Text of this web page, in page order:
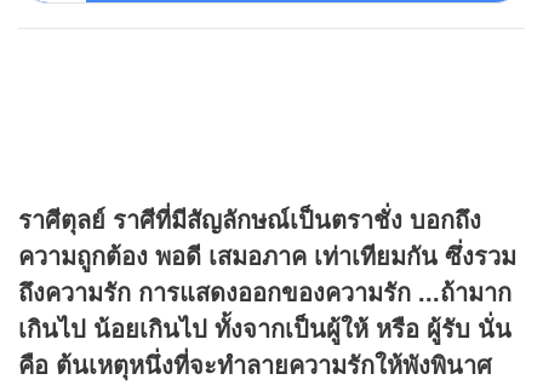
ราศีตุลย์ ราศีที่มีสัญลักษณ์เป็นตราชั่ง บอกถึง
ความถูกต้อง พอดี เสมอภาค เท่าเทียมกัน ซึ่งรวม
ถึงความรัก การแสดงออกของความรัก ...ถ้ามาก
เกินไป น้อยเกินไป ทั้งจากเป็นผู้ให้ หรือ ผู้รับ นั่น
คือ ต้นเหตุหนึ่งที่จะทำลายความรักให้พังพินาศ